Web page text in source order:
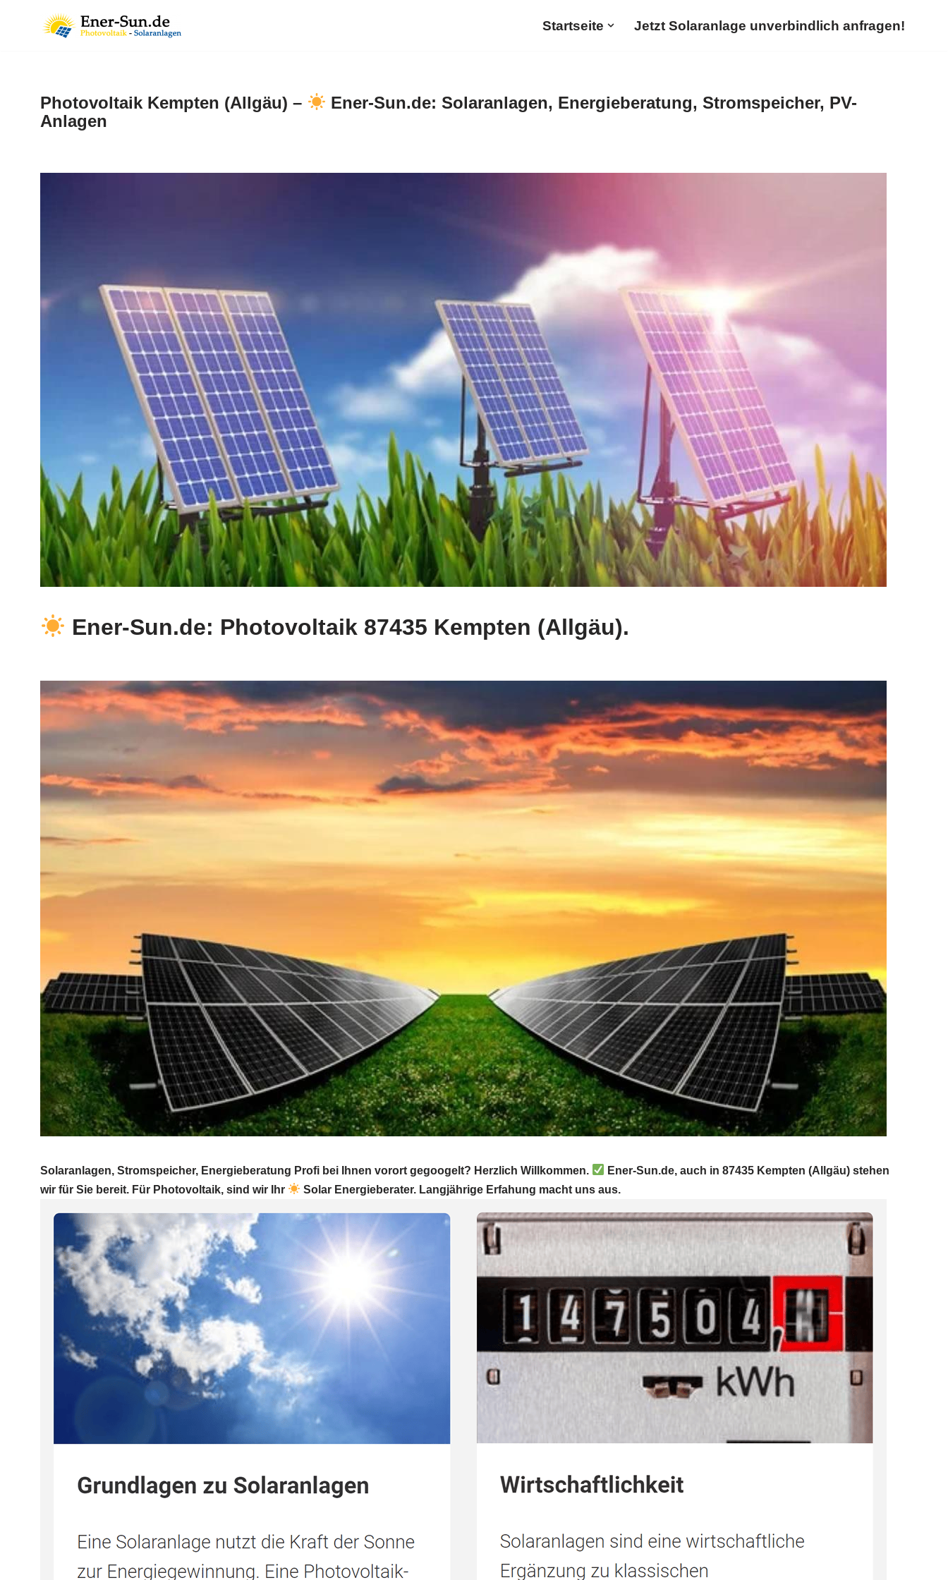
Startseite Jetzt Solaranlage unverbindlich anfragen!
Photovoltaik Kempten (Allgäu) –
Ener-Sun.de: Solaranlagen, Energieberatung, Stromspeicher, PV-
Anlagen
Ener-Sun.de: Photovoltaik 87435 Kempten (Allgäu).
Solaranlagen, Stromspeicher, Energieberatung Profi bei Ihnen vorort gegoogelt? Herzlich Willkommen.
Ener-Sun.de, auch in 87435 Kempten (Allgäu) stehen
wir für Sie bereit. Für Photovoltaik, sind wir Ihr
Solar Energieberater. Langjährige Erfahung macht uns aus.